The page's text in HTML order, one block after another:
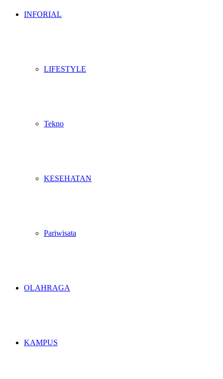
INFORIAL
LIFESTYLE
Tekno
KESEHATAN
Pariwisata
OLAHRAGA
KAMPUS